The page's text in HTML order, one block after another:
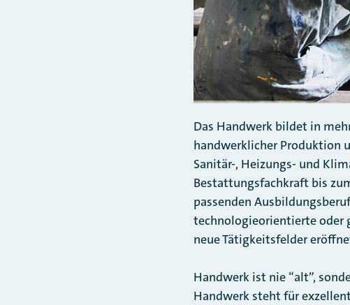
Das Handwerk bildet in
handwerklicher Produktion
Sanitär-, Heizungs- und
Bestattungsfachkraft bis
passenden
technologieorientierte oder
neue Tätigkeitsfelder
Handwerk ist nie “alt”,
Handwerk steht für